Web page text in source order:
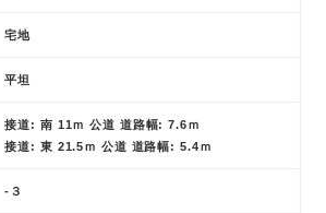
宅地
平坦
接道: 南 11ｍ 公道 道路幅: 7.6ｍ
接道: 東 21.5ｍ 公道 道路幅: 5.4ｍ
-３